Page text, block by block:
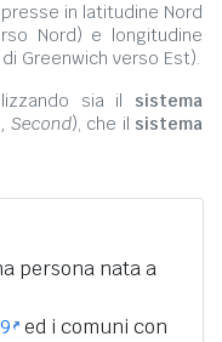
in latitudine Nord
Nord) e longitudine
Greenwich verso Est).
sia il sistema
Second), che il sistema
persona nata a
ed i comuni con